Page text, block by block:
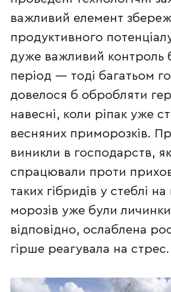
важливий елемент
продуктивного
дуже важливий контроль
період — тоді багатьом
довелося б обробляти
навесні, коли ріпак уже
весняних приморозків.
виникли в господарств,
спрацювали проти
таких гібридів у стеблі
морозів уже були
відповідно, ослаблена
гірше реагувала на стрес.